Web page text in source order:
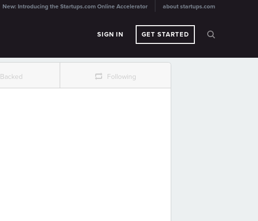
about startups.com
New: Introducing the Startups.com Online Accelerator
SIGN IN GET STARTED
Backed r Following